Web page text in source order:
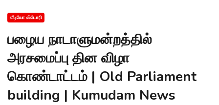
வீடியோ ஸ்டோரி
பழைய நாடாளுமன்றத்தில்
அரசமைப்பு தின விழா
கொண்டாட்டம் | Old Parliament
building | Kumudam News